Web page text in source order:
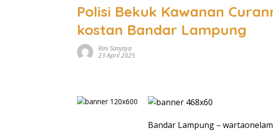
Polisi Bekuk Kawanan
kostan Bandar Lampung
Rini Sanjaya
23 April 2025
Bandar Lampung –